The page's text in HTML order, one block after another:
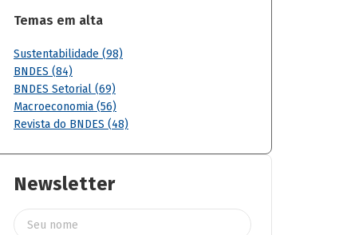
Temas em alta
Sustentabilidade (98)
BNDES (84)
BNDES Setorial (69)
Macroeconomia (56)
Revista do BNDES (48)
Newsletter